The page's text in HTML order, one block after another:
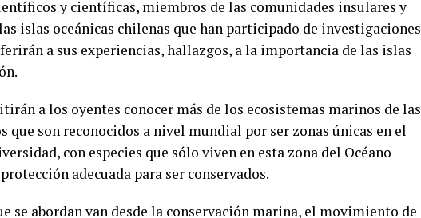
y científicas, miembros de las comunidades insulares y
islas oceánicas chilenas que han participado de investigaciones
a sus experiencias, hallazgos, a la importancia de las islas
a los oyentes conocer más de los ecosistemas marinos de las
que son reconocidos a nivel mundial por ser zonas únicas en el
con especies que sólo viven en esta zona del Océano
adecuada para ser conservados.
se abordan van desde la conservación marina, el movimiento de